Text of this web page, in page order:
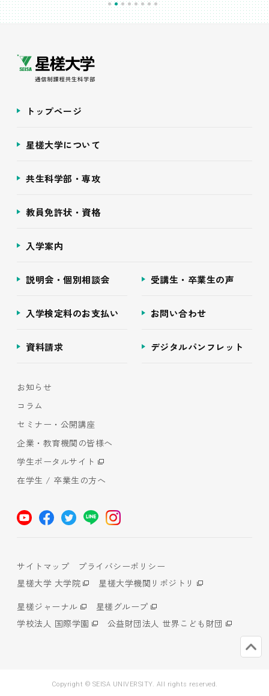
トップページ
星槎大学について
共生科学部・専攻
教員免許状・資格
入学案内
説明会・個別相談会 受講生・卒業生の声
入学検定料のお支払い お問い合わせ
資料請求 デジタルパンフレット
お知らせ
コラム
セミナー・公開講座
企業・教育機関の皆様へ
学生ポータルサイト
在学生 / 卒業生の方へ
サイトマップ
プライバシーポリシー
星槎大学 大学院
星槎大学機関リポジトリ
星槎ジャーナル
星槎グループ
学校法人 国際学園
公益財団法人 世界こども財団
Copyright © SEISA UNIVERSITY. All rights reserved.